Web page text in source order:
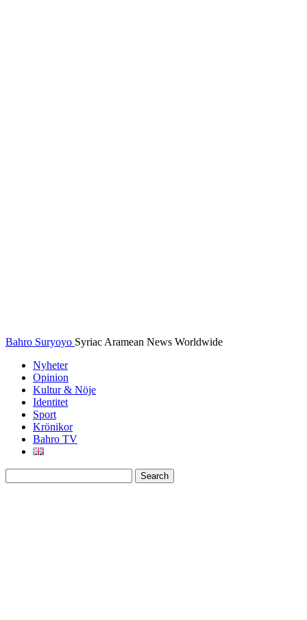
Bahro Suryoyo Syriac Aramean News Worldwide
Nyheter
Opinion
Kultur & Nöje
Identitet
Sport
Krönikor
Bahro TV